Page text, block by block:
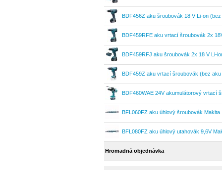
BDF456Z aku šroubovák 18 V Li-on
BDF459RFE aku vrtací šroubovák 2x
BDF459RFJ aku šroubovák 2x 18 V Li-
BDF459Z aku vrtací šroubovák (bez
BDF460WAE 24V akumulátorový vrtací
BFL060FZ aku úhlový šroubovák Makita
BFL080FZ aku úhlový utahovák 9,6V
Hromadná objednávka